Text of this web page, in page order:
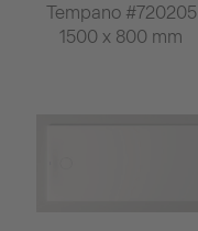
Tempano #720205
1500 x 800 mm